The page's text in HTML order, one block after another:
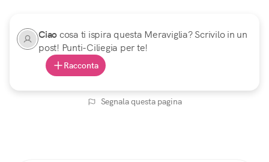
Ciaocosa ti ispira questa Meraviglia? Scrivilo in un
post! Punti-Ciliegia per te!
Racconta
Segnala questa pagina